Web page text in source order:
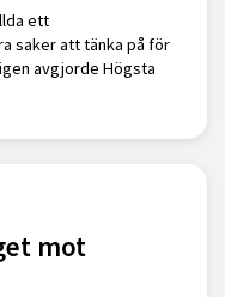
ett
saker att tänka på för
avgjorde Högsta
mot